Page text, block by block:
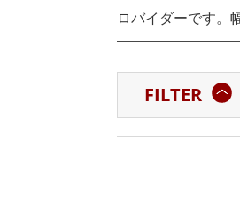
ロバイダーです。
要求に応えること
スマート工場、
す。当社の産業用
FILTER